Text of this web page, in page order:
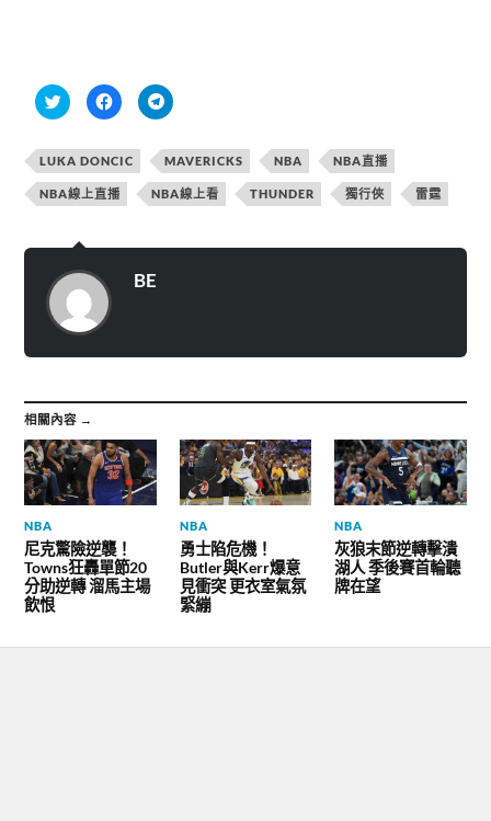
分
享
w
i
t
t
e
在
視
窗
中
開
啟
)
按
一
分
享
至
F
a
中
)
按
一
分
享
到
T
e
中
)
LUKA DONCIC MAVERICKS NBA NBA直播
NBA線上直播 NBA線上看 THUNDER 獨行俠 雷霆
BE
相關內容 →
NBA
尼克驚險逆襲！
Towns狂轟單節20
分助逆轉 溜馬主場
飲恨
NBA
勇士陷危機！
Butler與Kerr爆意
見衝突 更衣室氣氛
緊繃
NBA
灰狼末節逆轉擊潰
湖人 季後賽首輪聽
牌在望